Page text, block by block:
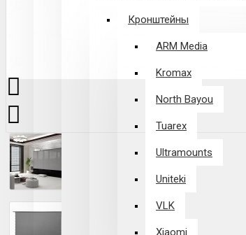
Кронштейны
ARM Media
Kromax
North Bayou
Tuarex
Ultramounts
Uniteki
VLK
Xiaomi